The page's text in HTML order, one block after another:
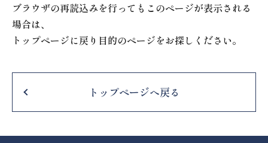
ブラウザの再読込みを行ってもこのページが表示される
場合は、
トップページに戻り目的のページをお探しください。
トップページへ戻る